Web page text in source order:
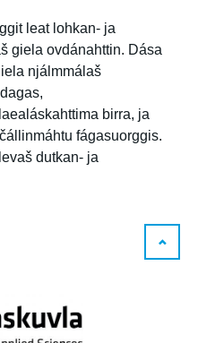
leat lohkan- ja
giela ovdánahttin. Dása
njálmmálaš
birra, ja
fágasuorggis.
dutkan- ja